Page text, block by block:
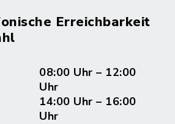
Erreichbarkeit
08:00 Uhr – 12:00
Uhr
14:00 Uhr – 16:00
Uhr